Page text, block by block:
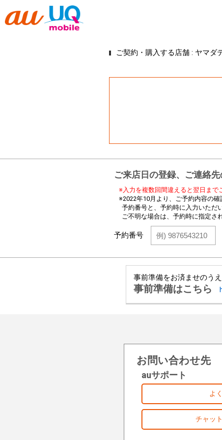
ご契約・購入する店舗 : ヤマダ
ご来店日の登録、ご連絡
※入力を複数回間違えると翌日まで
※2022年10月より、ご予約内容の確
予約番号と、予約時に入力いただ
ご不明な場合は、予約時に指定さ
予約番号
事前準備をお済ませのう
事前準備はこちら
お問い合わせ先
auサポート
よ
チャッ